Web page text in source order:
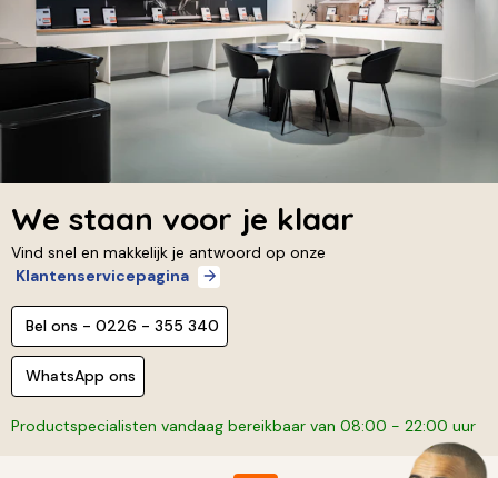
We staan voor je klaar
Vind snel en makkelijk je antwoord op onze
Klantenservicepagina
Bel ons - 0226 - 355 340
WhatsApp ons
Productspecialisten vandaag bereikbaar van 08:00 - 22:00 uur